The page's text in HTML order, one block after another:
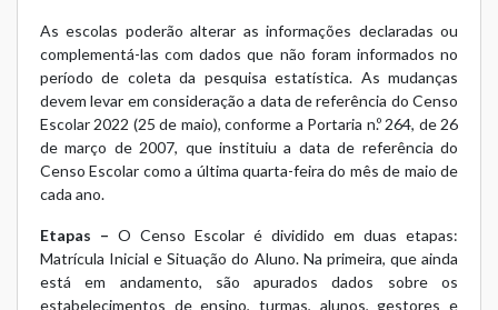
As escolas poderão alterar as informações declaradas ou
complementá-las com dados que não foram informados no
período de coleta da pesquisa estatística. As mudanças
devem levar em consideração a data de referência do Censo
Escolar 2022 (25 de maio), conforme a Portaria n.º 264, de 26
de março de 2007, que instituiu a data de referência do
Censo Escolar como a última quarta-feira do mês de maio de
cada ano.
Etapas – O Censo Escolar é dividido em duas etapas:
Matrícula Inicial e Situação do Aluno. Na primeira, que ainda
está em andamento, são apurados dados sobre os
estabelecimentos de ensino, turmas, alunos, gestores e